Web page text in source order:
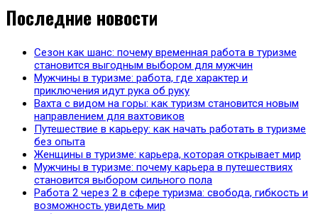
Последние новости
Сезон как шанс: почему временная работа в туризме
становится выгодным выбором для мужчин
Мужчины в туризме: работа, где характер и
приключения идут рука об руку
Вахта с видом на горы: как туризм становится новым
направлением для вахтовиков
Путешествие в карьеру: как начать работать в туризме
без опыта
Женщины в туризме: карьера, которая открывает мир
Мужчины в туризме: почему карьера в путешествиях
становится выбором сильного пола
Работа 2 через 2 в сфере туризма: свобода, гибкость и
возможность увидеть мир